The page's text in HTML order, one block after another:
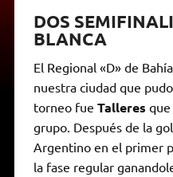
DOS
BLANCA
El Regional «D» de
nuestra ciudad que
torneo fue Talleres que
grupo. Después de la
Argentino en el primer
la fase regular